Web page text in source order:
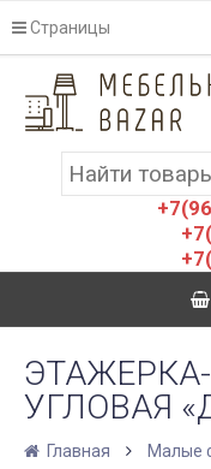
Страницы
УГЛОВАЯ
Главная
Малые